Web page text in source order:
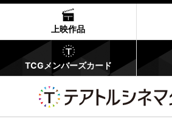
上映作品
TCGメンバーズカード